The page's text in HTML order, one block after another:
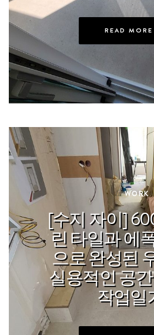
READ MORE
In WORK
[수지 자이]
린 타일과 에
으로 완성된
실용적인 공
작업일